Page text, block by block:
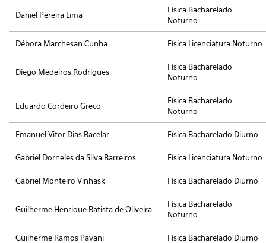
Daniel Pereira Lima
Física Bacharelado
Noturno
Débora Marchesan Cunha Física Licenciatura Noturno
Diego Medeiros Rodrigues
Física Bacharelado
Noturno
Eduardo Cordeiro Greco
Física Bacharelado
Noturno
Emanuel Vitor Dias Bacelar Física Bacharelado Diurno
Gabriel Dorneles da Silva Barreiros Física Licenciatura Noturno
Gabriel Monteiro Vinhask Física Bacharelado Diurno
Guilherme Henrique Batista de Oliveira
Física Bacharelado
Noturno
Guilherme Ramos Pavani Física Bacharelado Diurno